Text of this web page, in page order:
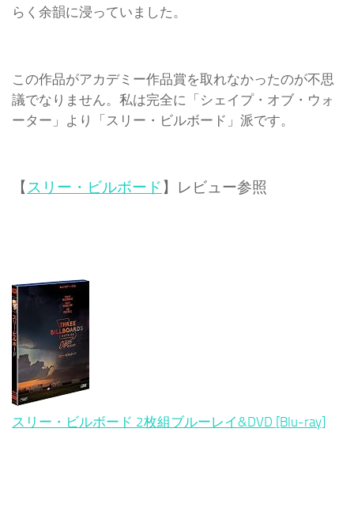
らく余韻に浸っていました。
この作品がアカデミー作品賞を取れなかったのが不思
議でなりません。私は完全に「シェイプ・オブ・ウォ
ーター」より「スリー・ビルボード」派です。
【スリー・ビルボード 】レビュー参照
スリー・ビルボード 2枚組ブルーレイ&DVD [Blu-ray]